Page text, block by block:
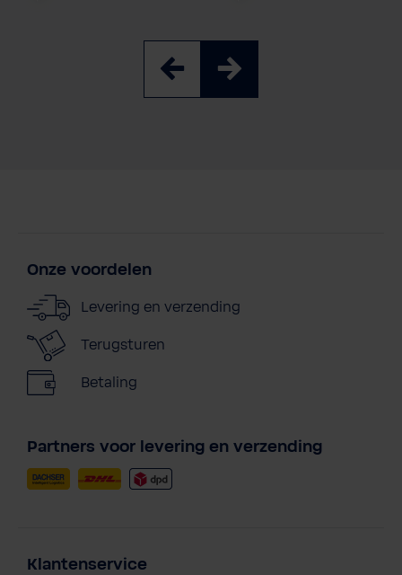
Onze voordelen
Levering en verzending
Terugsturen
Betaling
Partners voor levering en verzending
Klantenservice